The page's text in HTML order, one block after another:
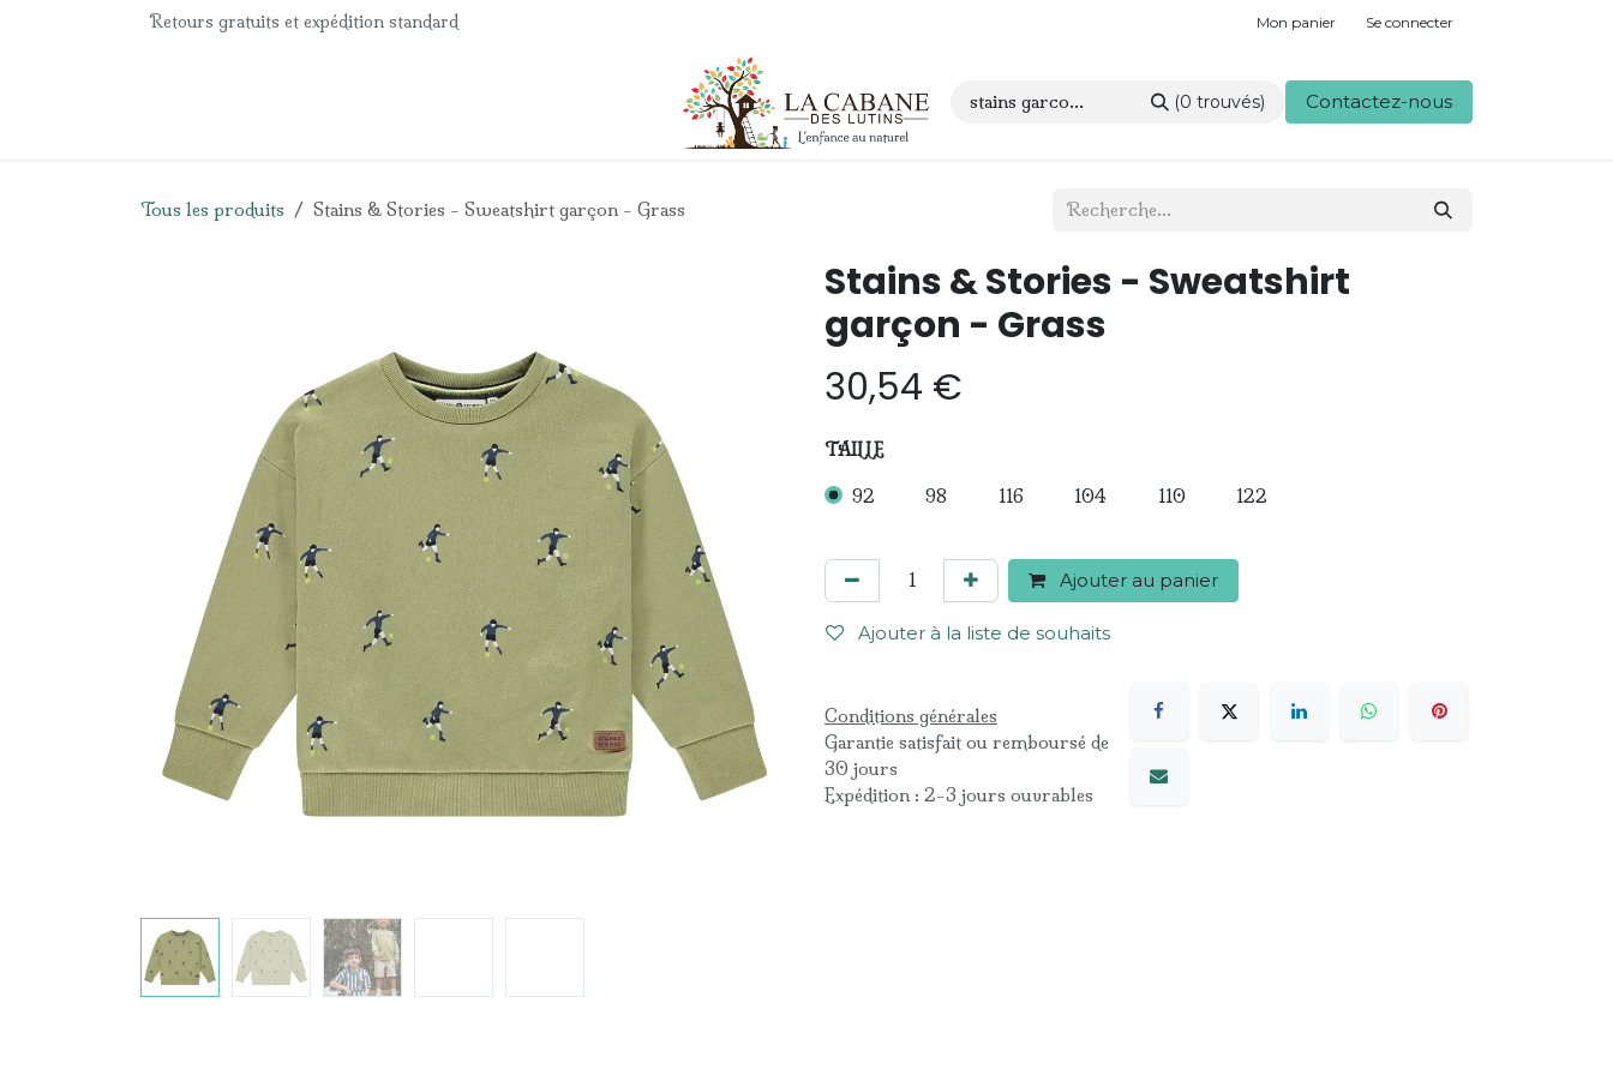
Se rendre au contenuRetours gratuits et expédition standard Mon panier Se connecter
Contact (0 trouvés) Contactez-nous
Tous les produits Stains & Stories - Sweatshirt garçon - Grass
Stains & Stories - Sweatshirt
garçon - Grass
30,54 €
TAILLE
92 98 116 104 110 122
Ajouter au panier
Ajouter à la liste de souhaits
Conditions générales
Garantie satisfait ou remboursé de
30 jours
Expédition : 2-3 jours ouvrables